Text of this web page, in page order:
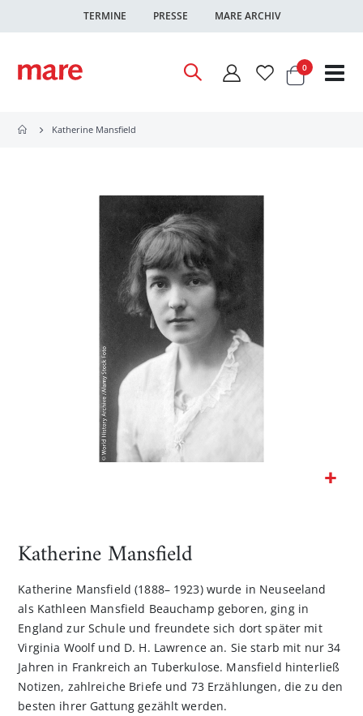
TERMINE PRESSE MARE ARCHIV
Warenkorb
0Artikel
Katherine Mansfield
Bildgalerie
Katherine Mansfield
Katherine Mansfield (1888– 1923) wurde in Neuseeland
als Kathleen Mansfield Beauchamp geboren, ging in
England zur Schule und freundete sich dort später mit
Virginia Woolf und D. H. Lawrence an. Sie starb mit nur 34
Jahren in Frankreich an Tuberkulose. Mansfield hinterließ
Notizen, zahlreiche Briefe und 73 Erzählungen, die zu den
besten ihrer Gattung gezählt werden.